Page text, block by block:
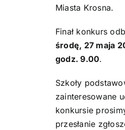
Miasta Krosna.
Finał konkurs
środę, 27 maja
godz. 9.00.
Szkoły
zainteresowane
konkursie
przesłanie